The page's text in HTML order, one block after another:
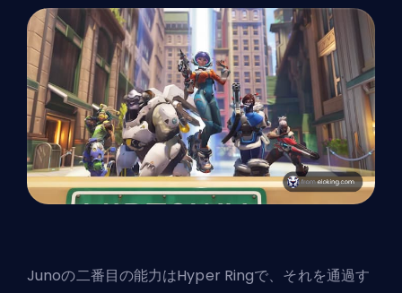
Junoの二番目の能力はHyper Ringで、それを通過す